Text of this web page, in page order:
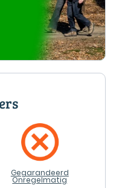
Gegarandeerd
Onregelmatig